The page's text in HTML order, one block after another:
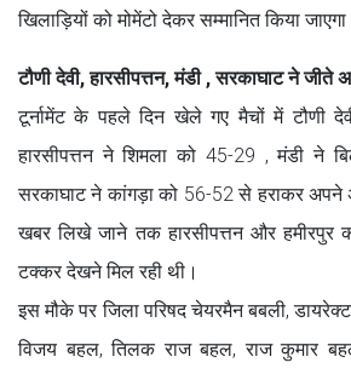
खिलाड़ियों को मोमेंटो देकर सम्मानित किया
टौणी देवी, हारसीपत्तन, मंडी , सरकाघाट ने
टूर्नामेंट के पहले दिन खेले गए मैचों में टौणी
हारसीपत्तन ने शिमला को 45-29 , मंडी ने
सरकाघाट ने कांगड़ा को 56-52 से हराकर
खबर लिखे जाने तक हारसीपत्तन और हमीरपुर
टक्कर देखने मिल रही थी।
इस मौके पर जिला परिषद चेयरमैन बबली,
विजय बहल, तिलक राज बहल, राज कुमार